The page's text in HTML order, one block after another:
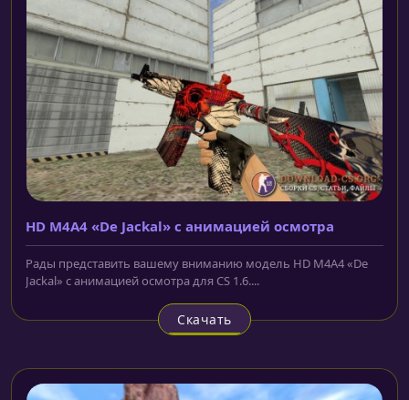
HD M4A4 «De Jackal» с анимацией осмотра
Рады представить вашему вниманию модель HD M4A4 «De
Jackal» с анимацией осмотра для CS 1.6....
Скачать